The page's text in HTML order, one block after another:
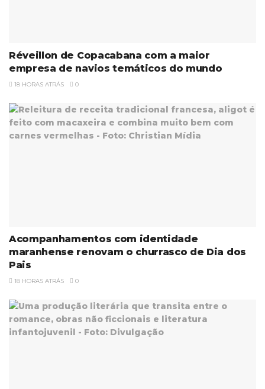
Réveillon de Copacabana com a maior
empresa de navios temáticos do mundo
18 HORAS ATRÁS 0
Acompanhamentos com identidade
maranhense renovam o churrasco de Dia dos
Pais
18 HORAS ATRÁS 0